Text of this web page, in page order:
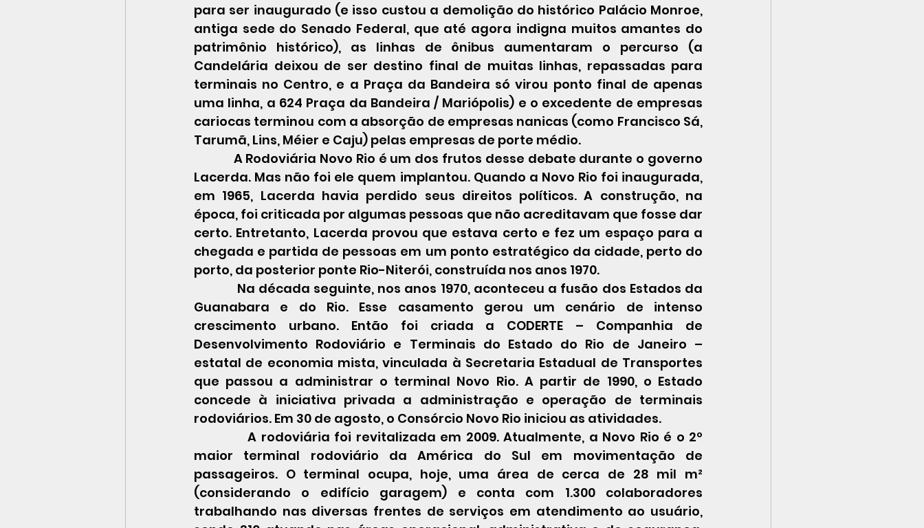
para ser inaugurado (e isso custou a demolição do histórico Palácio Monroe,
antiga sede do Senado Federal, que até agora indigna muitos amantes do
patrimônio histórico), as linhas de ônibus aumentaram o percurso (a
Candelária deixou de ser destino final de muitas linhas, repassadas para
terminais no Centro, e a Praça da Bandeira só virou ponto final de apenas
uma linha, a 624 Praça da Bandeira / Mariópolis) e o excedente de empresas
cariocas terminou com a absorção de empresas nanicas (como Francisco Sá,
Tarumã, Lins, Méier e Caju) pelas empresas de porte médio.
Lacerda. Mas não foi ele quem implantou. Quando a Novo Rio foi inaugurada,
em 1965, Lacerda havia perdido seus direitos políticos. A construção, na
época, foi criticada por algumas pessoas que não acreditavam que fosse dar
certo. Entretanto, Lacerda provou que estava certo e fez um espaço para a
chegada e partida de pessoas em um ponto estratégico da cidade, perto do
porto, da posterior ponte Rio-Niterói, construída nos anos 1970.
Guanabara e do Rio. Esse casamento gerou um cenário de intenso
crescimento urbano. Então foi criada a CODERTE – Companhia de
Desenvolvimento Rodoviário e Terminais do Estado do Rio de Janeiro –
estatal de economia mista, vinculada à Secretaria Estadual de Transportes
que passou a administrar o terminal Novo Rio. A partir de 1990, o Estado
concede à iniciativa privada a administração e operação de terminais
rodoviários. Em 30 de agosto, o Consórcio Novo Rio iniciou as atividades.
maior terminal rodoviário da América do Sul em movimentação de
passageiros. O terminal ocupa, hoje, uma área de cerca de 28 mil m²
(considerando o edifício garagem) e conta com 1.300 colaboradores
trabalhando nas diversas frentes de serviços em atendimento ao usuário,